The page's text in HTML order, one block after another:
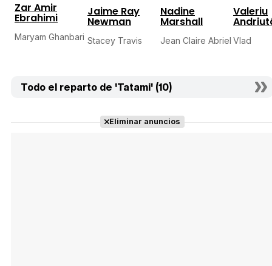
Zar Amir
Ebrahimi
Maryam Ghanbari
Jaime Ray
Newman
Stacey Travis
Nadine
Marshall
Jean Claire Abriel
Valeriu
Vlad
Todo el reparto de 'Tatami' (10)
Eliminar anuncios